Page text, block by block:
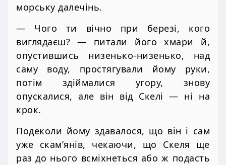
морську далечінь.
— Чого ти вічно при березі, кого
виглядаєш? — питали його хмари й,
опустившись низенько-низенько, над
саму воду, простягували йому руки,
потім здіймалися угору, знову
опускалися, але він від Скелі — ні на
крок.
Подеколи йому здавалося, що він і сам
уже скам’янів, чекаючи, що Скеля ще
раз до нього всміхнеться або ж подасть